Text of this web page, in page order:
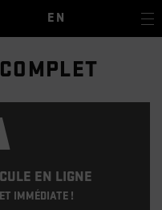
EN
EN LIGNE
IMMÉDIATE !